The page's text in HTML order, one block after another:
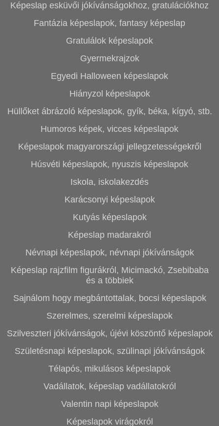
Képeslap esküvői jókívánságokhoz, gratulációkhoz
Fantázia képeslapok, fantasy képeslap
Gratulálok képeslapok
Gyermekrajzok
Egyedi Halloween képeslapok
Hiányzol képeslapok
Hüllőket ábrázoló képeslapok, gyík, béka, kígyó, stb.
Humoros képek, vicces képeslapok
Képeslapok magyarországi jellegzetességekről
Húsvéti képeslapok, nyuszis képeslapok
Iskola, iskolakezdés
Karácsonyi képeslapok
Kutyás képeslapok
Képeslap madarakról
Névnapi képeslapok, névnapi jókívánságok
Képeslap rajzfilm figurákról, Micimackó, Zsebibaba
és a többiek
Sajnálom hogy megbántottalak, bocsi képeslapok
Szerelmes, szerelmi képeslapok
Szilveszteri jókívánságok, újévi köszöntő képeslapok
Születésnapi képeslapok, szülinapi jókívánságok
Télapós, mikulásos képeslapok
Vadállatok, képeslap vadállatokról
Valentin napi képeslapok
Képeslapok virágokról